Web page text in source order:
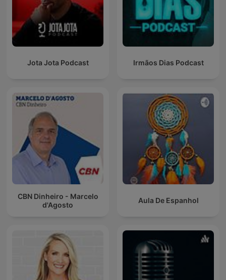
Jota Jota Podcast Irmãos Dias Podcast
CBN Dinheiro - Marcelo
d'Agosto
Aula De Espanhol